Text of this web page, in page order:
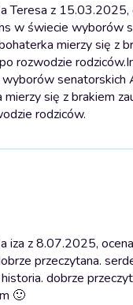
Teresa z 15.03.2025,
w świecie wyborów
mierzy się z
rozwodzie rodziców.
senatorskich
mierzy się z brakiem
rodziców.
iza z 8.07.2025,
przeczytana.
dobrze
🙂